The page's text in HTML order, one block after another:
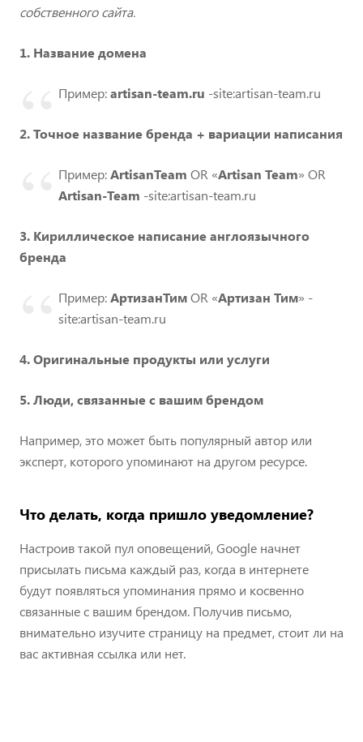
собственного сайта.
1. Название домена
Пример:artisan-team.ru -site:artisan-team.ru
2.Точное название бренда + вариации написания
Пример:ArtisanTeam OR «Artisan Team» OR
Artisan-Team -site:artisan-team.ru
3. Кириллическое написание англоязычного
бренда
Пример:АртизанТимOR «Артизан Тим» -
site:artisan-team.ru
4.Оригинальные продукты или услуги
5.Люди, связанные с вашим брендом
Например, это может быть популярный автор или
эксперт, которого упоминают на другом ресурсе.
Что делать, когда пришло уведомление?
Настроив такой пул оповещений, Google начнет
присылать письма каждый раз, когда в интернете
будут появляться упоминания прямо и косвенно
связанные с вашим брендом. Получив письмо,
внимательно изучите страницу на предмет, стоит ли на
вас активная ссылка или нет.